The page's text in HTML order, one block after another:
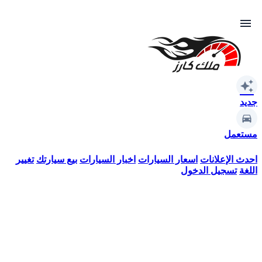
menu
auto_awesome
جديد
مستعمل
احدث الإعلانات اسعار السيارات اخبار السيارات بيع سيارتك تغيير
اللغة تسجيل الدخول